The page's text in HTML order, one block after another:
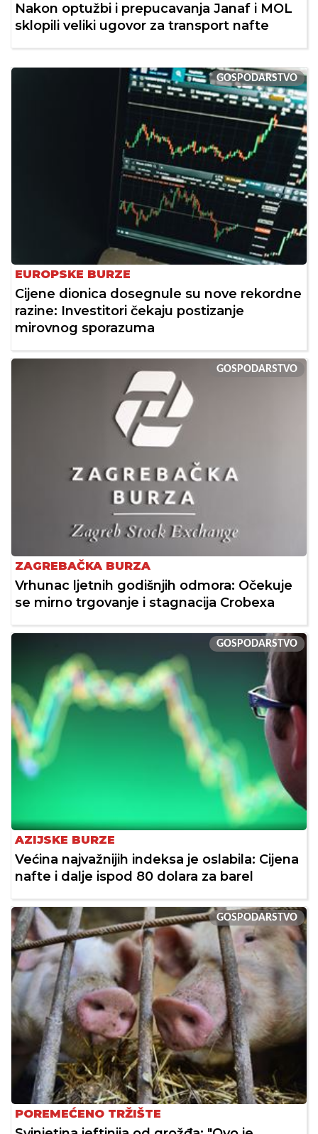
Nakon optužbi i prepucavanja Janaf i MOL
sklopili veliki ugovor za transport nafte
GOSPODARSTVO
EUROPSKE BURZE
Cijene dionica dosegnule su nove rekordne
razine: Investitori čekaju postizanje
mirovnog sporazuma
GOSPODARSTVO
ZAGREBAČKA BURZA
Vrhunac ljetnih godišnjih odmora: Očekuje
se mirno trgovanje i stagnacija Crobexa
GOSPODARSTVO
AZIJSKE BURZE
Većina najvažnijih indeksa je oslabila: Cijena
nafte i dalje ispod 80 dolara za barel
GOSPODARSTVO
POREMEĆENO TRŽIŠTE